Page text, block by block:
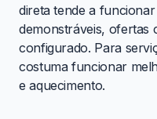
direta tende a
demonstráveis, ofertas
configurado. Para
costuma funcionar
e aquecimento.